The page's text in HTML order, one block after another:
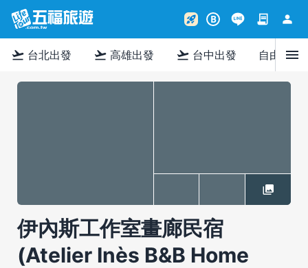
rocket_launch B contract person
flight_takeoff 台北出發 flight_takeoff 高雄出發 flight_takeoff 台中出發 自由行menu
伊內斯工作室畫廊民宿
(Atelier Inès B&B Home